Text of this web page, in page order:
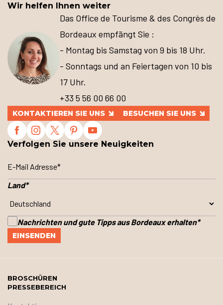
Wir helfen Ihnen weiter
Das Office de Tourisme & des Congrès de
Bordeaux empfängt Sie :
- Montag bis Samstag von 9 bis 18 Uhr.
- Sonntags und an Feiertagen von 10 bis
17 Uhr.
+33 5 56 00 66 00
KONTAKTIEREN SIE UNS BESUCHEN SIE UNS
Verfolgen Sie unsere Neuigkeiten
Land*
Nachrichten und gute Tipps aus Bordeaux erhalten*
BROSCHÜREN
PRESSEBEREICH